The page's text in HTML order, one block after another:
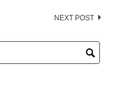
NEXT POST